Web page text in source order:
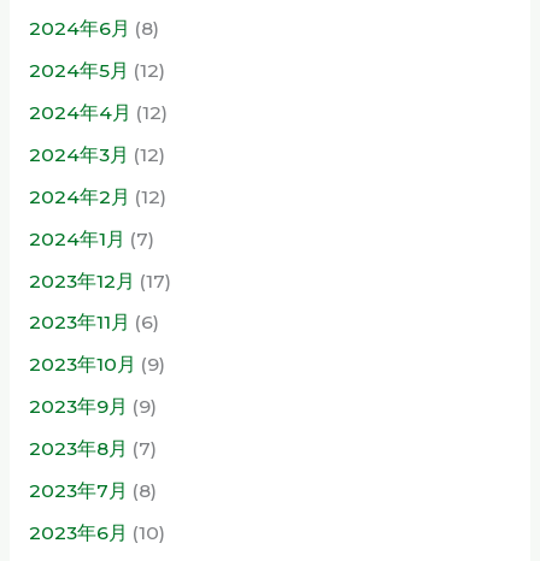
2024年6月 (8)
2024年5月 (12)
2024年4月 (12)
2024年3月 (12)
2024年2月 (12)
2024年1月 (7)
2023年12月 (17)
2023年11月 (6)
2023年10月 (9)
2023年9月 (9)
2023年8月 (7)
2023年7月 (8)
2023年6月 (10)